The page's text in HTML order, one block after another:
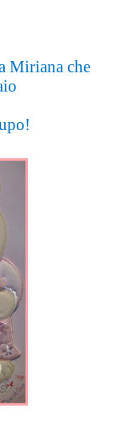
Miriana che